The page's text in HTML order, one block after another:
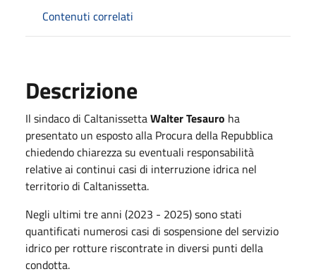
Contenuti correlati
Descrizione
Il sindaco di CaltanissettaWalter Tesauro ha
presentato un esposto alla Procura della Repubblica
chiedendo chiarezza su eventuali responsabilità
relative ai continui casi di interruzione idrica nel
territorio di Caltanissetta.
Negli ultimi tre anni (2023 - 2025) sono stati
quantificati numerosi casi di sospensione del servizio
idrico per rotture riscontrate in diversi punti della
condotta.